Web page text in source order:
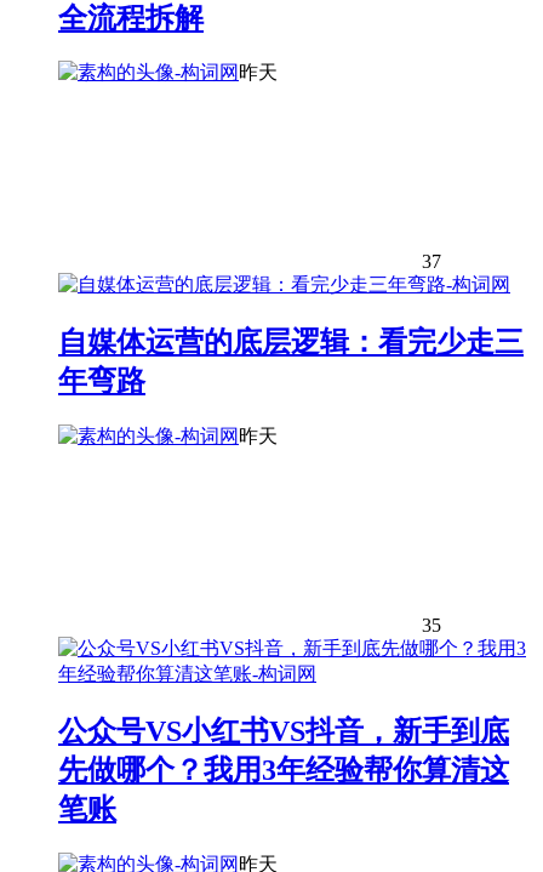
全流程拆解
昨天
37
自媒体运营的底层逻辑：看完少走三
年弯路
昨天
35
公众号VS小红书VS抖音，新手到底
先做哪个？我用3年经验帮你算清这
笔账
昨天